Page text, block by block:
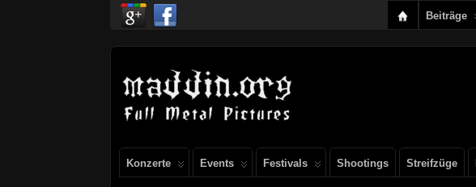
Beiträge
Konzerte Events Festivals Shootings Streifzüge